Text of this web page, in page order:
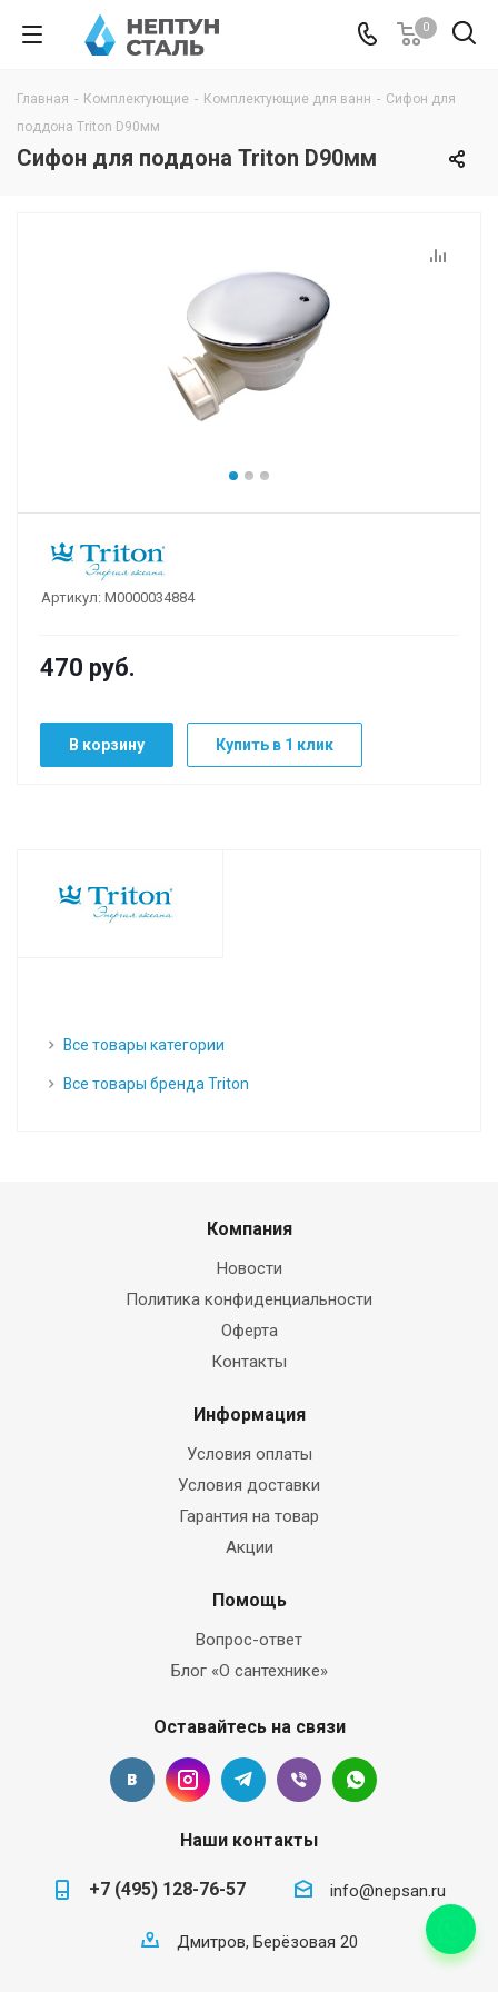
0
Главная - Комплектующие - Комплектующие для ванн - Сифон для
поддона Triton D90мм
Сифон для поддона Triton D90мм
Артикул: М0000034884
470 руб.
В корзину Купить в 1 клик
Все товары категории
Все товары бренда Triton
Компания
Новости
Политика конфиденциальности
Оферта
Контакты
Информация
Условия оплаты
Условия доставки
Гарантия на товар
Акции
Помощь
Вопрос-ответ
Блог «О сантехнике»
Оставайтесь на связи
Наши контакты
+7 (495) 128-76-57 info@nepsan.ru
Дмитров, Берёзовая 20